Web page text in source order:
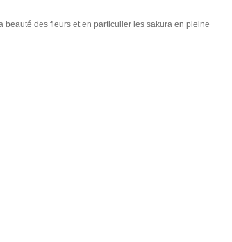
des fleurs et en particulier les sakura en pleine